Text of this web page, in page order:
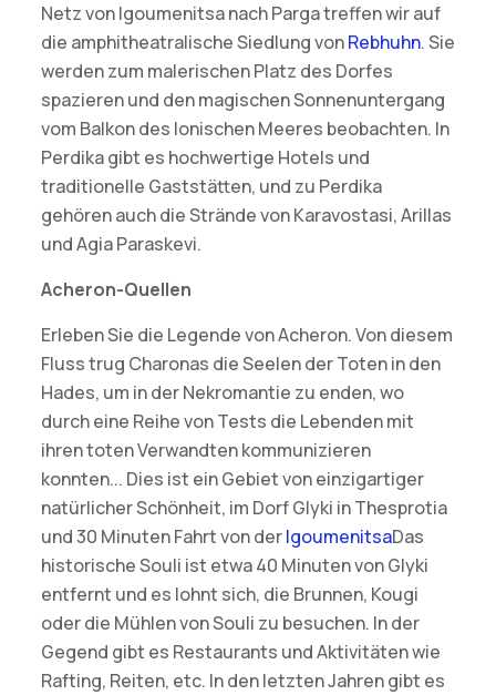
Netz von Igoumenitsa nach Parga treffen wir auf
die amphitheatralische Siedlung vonRebhuhn. Sie
werden zum malerischen Platz des Dorfes
spazieren und den magischen Sonnenuntergang
vom Balkon des Ionischen Meeres beobachten. In
Perdika gibt es hochwertige Hotels und
traditionelle Gaststätten, und zu Perdika
gehören auch die Strände von Karavostasi, Arillas
und Agia Paraskevi.
Acheron-Quellen
Erleben Sie die Legende von Acheron. Von diesem
Fluss trug Charonas die Seelen der Toten in den
Hades, um in der Nekromantie zu enden, wo
durch eine Reihe von Tests die Lebenden mit
ihren toten Verwandten kommunizieren
konnten... Dies ist ein Gebiet von einzigartiger
natürlicher Schönheit, im Dorf Glyki in Thesprotia
und 30 Minuten Fahrt von derIgoumenitsaDas
historische Souli ist etwa 40 Minuten von Glyki
entfernt und es lohnt sich, die Brunnen, Kougi
oder die Mühlen von Souli zu besuchen. In der
Gegend gibt es Restaurants und Aktivitäten wie
Rafting, Reiten, etc. In den letzten Jahren gibt es